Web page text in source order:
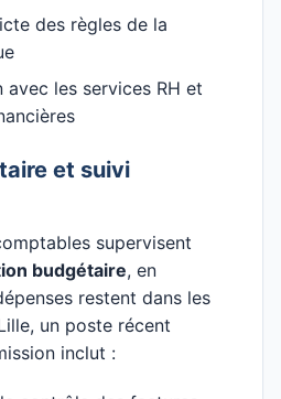
des règles de la
les services RH et
et suivi
supervisent
budgétaire, en
restent dans les
un poste récent
inclut :